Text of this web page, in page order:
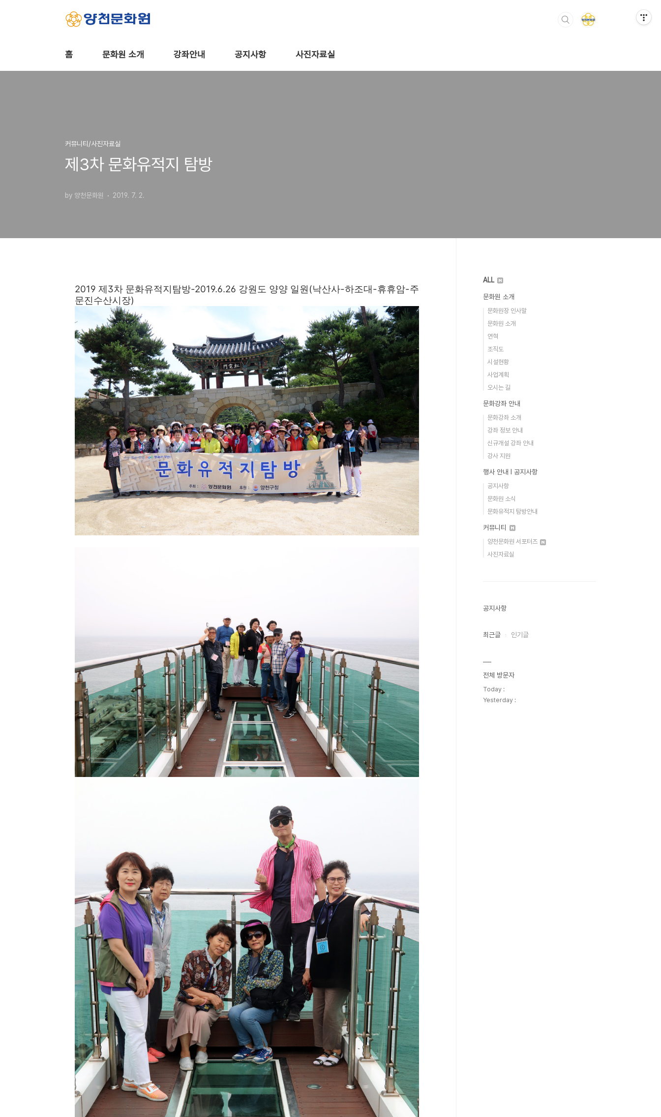
홈 문화원 소개 강좌안내 공지사항 사진자료실
커뮤니티/사진자료실
제3차 문화유적지 탐방
by 양천문화원 2019. 7. 2.
2019 제3차 문화유적지탐방-2019.6.26 강원도 양양 일원(낙산사-하조대-휴휴암-주
문진수산시장)
ALL
문화원 소개
문화원장 인사말
문화원 소개
연혁
조직도
시설현황
사업계획
오시는 길
문화강좌 안내
문화강좌 소개
강좌 정보 안내
신규개설 강좌 안내
강사 지원
행사 안내 Ι 공지사항
공지사항
문화원 소식
문화유적지 탐방안내
커뮤니티
양천문화원 서포터즈
사진자료실
공지사항
최근글 인기글
전체 방문자
Today :
Yesterday :